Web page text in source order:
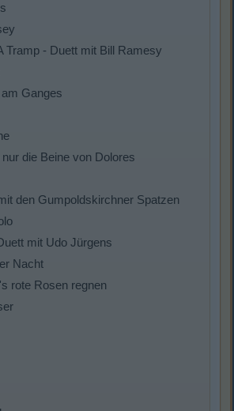
Tramp - Duett mit Bill Ramesy
Ganges
die Beine von Dolores
den Gumpoldskirchner Spatzen
mit Udo Jürgens
Nacht
rote Rosen regnen